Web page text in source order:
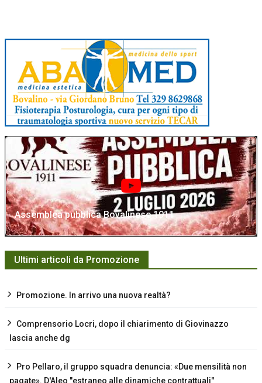
Assemblea pubblica Bovalinese 1911
Ultimi articoli da Promozione
Promozione. In arrivo una nuova realtà?
Comprensorio Locri, dopo il chiarimento di Giovinazzo
lascia anche dg
Pro Pellaro, il gruppo squadra denuncia: «Due mensilità non
pagate». D'Aleo "estraneo alle dinamiche contrattuali"